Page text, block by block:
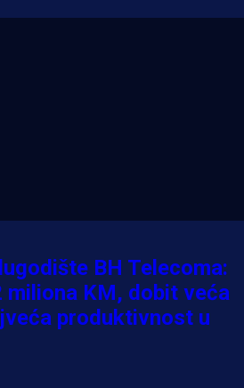
BH Telecoma:
miliona KM, dobit veća
produktivnost u